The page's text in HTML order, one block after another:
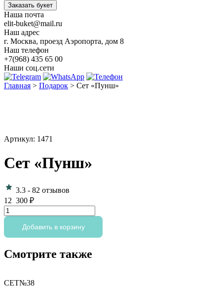
Заказать букет
Наша почта
elit-buket@mail.ru
Наш адрес
г. Москва, проезд Аэропорта, дом 8
Наш телефон
+7(968) 435 65 00
Наши соц.сети
Главная > Подарок > Сет «Пунш»
Артикул: 1471
Сет «Пунш»
3.3 - 82 отзывов
12 300 ₽
Количество
товара
"Пунш"
Добавить в корзину
Смотрите также
СЕТ№38